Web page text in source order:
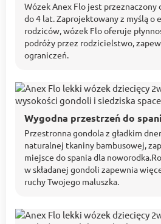
Wózek Anex Flo jest przeznaczony
do 4 lat. Zaprojektowany z myślą o
rodziców, wózek Flo oferuje
podróży przez rodzicielstwo,
ograniczeń.
Wygodna przestrzeń do
Przestronna gondola z gładkim
naturalnej tkaniny bambusowej,
miejsce do spania dla
w składanej gondoli zapewnia
ruchy Twojego maluszka.